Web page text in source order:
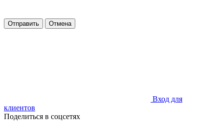
Отправить Отмена
Вход для
клиентов
Поделиться в соцсетях